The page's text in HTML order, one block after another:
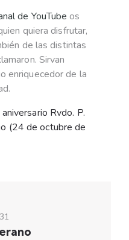
de YouTube os
quiera disfrutar,
de las distintas
Sirvan
enriquecedor de la
Rvdo. P.
(24 de octubre de